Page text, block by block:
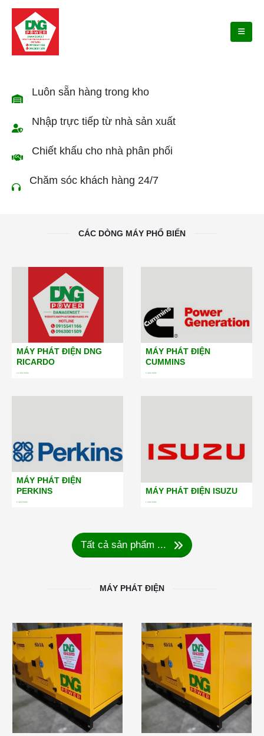
Luôn sẵn hàng trong kho
Nhập trực tiếp từ nhà sản xuất
Chiết khấu cho nhà phân phối
Chăm sóc khách hàng 24/7
CÁC DÒNG MÁY PHỔ BIẾN
MÁY PHÁT ĐIỆN DNG
RICARDO
19SẢN PHẨM
MÁY PHÁT ĐIỆN
CUMMINS
5SẢN PHẨM
MÁY PHÁT ĐIỆN
PERKINS
5SẢN PHẨM
MÁY PHÁT ĐIỆN ISUZU
1 SẢN PHẨM
Tất cả sản phẩm ...
MÁY PHÁT ĐIỆN